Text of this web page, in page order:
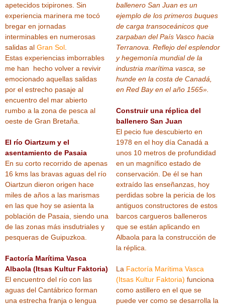
apetecidos txipirones. Sin
experiencia marinera me tocó
bregar en jornadas
interminables en numerosas
salidas al Gran Sol
Estas experiencias imborrables
me han hecho volver a revivir
emocionado aquellas salidas
por el estrecho pasaje al
encuentro del mar abierto
rumbo a la zona de pesca al
oeste de Gran Bretaña.
El río Oiartzum y el
asentamiento de Pasaia
En su corto recorrido de apenas
16 kms las bravas aguas del río
Oiartzun dieron origen hace
miles de años a las marismas
en las que hoy se asienta la
población de Pasaia, siendo una
de las zonas más insdutriales y
pesqueras de Guipuzkoa.
Factoría Marítima Vasca
Albaola (Itsas Kultur Faktoria)
El encuentro del río con las
aguas del Cantábrico forman
una estrecha franja o lengua
ballenero San Juan es un
ejemplo de los primeros buques
de carga transoceánicos que
zarpaban del País Vasco hacia
Terranova. Reflejo del esplendor
y hegemonía mundial de la
industria marítima vasca, se
hunde en la costa de Canadá,
en Red Bay en el año 1565».
Construir una réplica del
ballenero San Juan
El pecio fue descubierto en
1978 en el hoy día Canadá a
unos 10 metros de profundidad
en un magnífico estado de
conservación. De él se han
extraído las enseñanzas, hoy
perdidas sobre la pericia de los
antiguos constructores de estos
barcos cargueros balleneros
que se están aplicando en
Albaola para la construcción de
la réplica.
La Factoría Marítima Vasca
(Itsas Kultur Faktoria) funciona
como astillero en el que se
puede ver como se desarrolla la